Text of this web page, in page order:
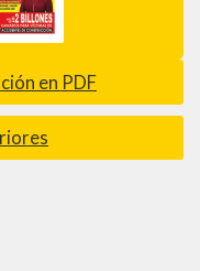
en PDF